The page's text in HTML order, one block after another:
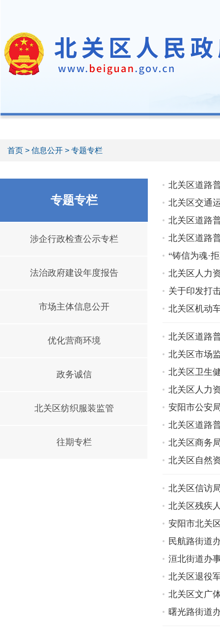
首页 > 信息公开 > 专题专栏
专题专栏
涉企行政检查公示专栏
法治政府建设年度报告
市场主体信息公开
优化营商环境
政务诚信
北关区纺织服装监管
往期专栏
北关区道路
北关区交通
北关区道路
北关区道路
“铸信为魂·
北关区人力
关于印发打
北关区机动
北关区道路
北关区市场
北关区卫生
北关区人力
安阳市公安
北关区道路
北关区商务
北关区自然
北关区信访
北关区残疾
安阳市北关
民航路街道
洹北街道办
北关区退役
北关区文广
曙光路街道